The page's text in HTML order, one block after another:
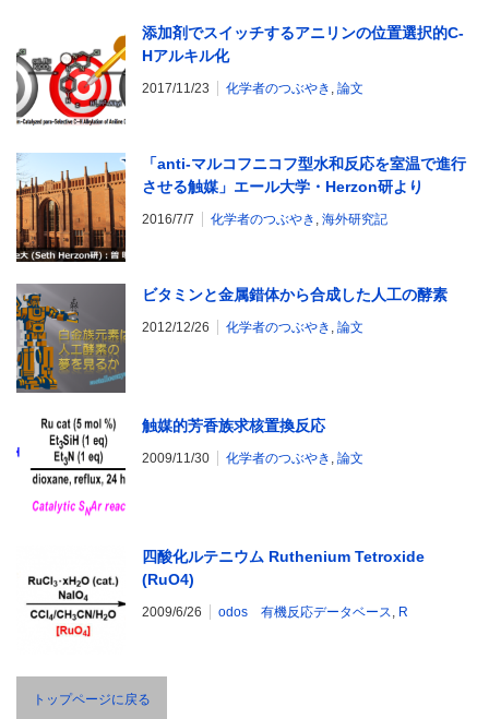
添加剤でスイッチするアニリンの位置選択的C-
Hアルキル化
2017/11/23 化学者のつぶやき , 論文
「anti-マルコフニコフ型水和反応を室温で進行
させる触媒」エール大学・Herzon研より
2016/7/7 化学者のつぶやき , 海外研究記
ビタミンと金属錯体から合成した人工の酵素
2012/12/26 化学者のつぶやき , 論文
触媒的芳香族求核置換反応
2009/11/30 化学者のつぶやき , 論文
四酸化ルテニウム Ruthenium Tetroxide
(RuO4)
2009/6/26 odos 有機反応データベース, R
トップページに戻る